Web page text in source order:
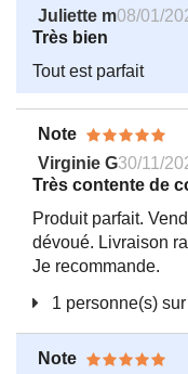
Juliette m08/01/
Très bien
Tout est parfait
Note
Virginie G30/11/
Très contente de
Produit parfait.
dévoué. Livraison
Je recommande.
1 personne(s)
Note